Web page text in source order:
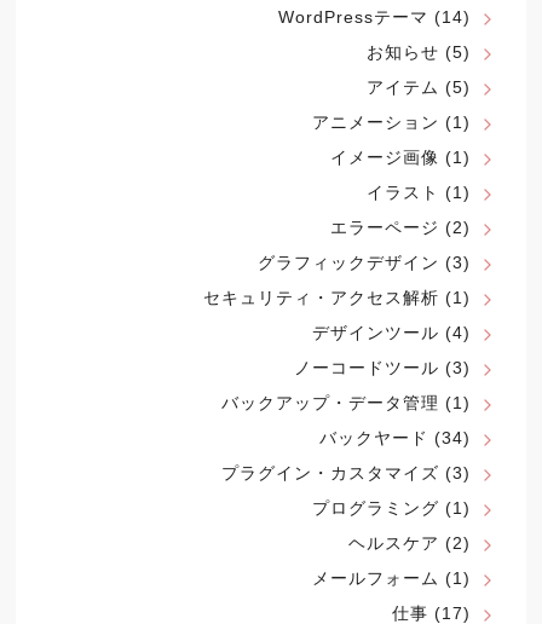
WordPressテーマ (14)
お知らせ (5)
アイテム (5)
アニメーション (1)
イメージ画像 (1)
イラスト (1)
エラーページ (2)
グラフィックデザイン (3)
セキュリティ・アクセス解析 (1)
デザインツール (4)
ノーコードツール (3)
バックアップ・データ管理 (1)
バックヤード (34)
プラグイン・カスタマイズ (3)
プログラミング (1)
ヘルスケア (2)
メールフォーム (1)
仕事 (17)